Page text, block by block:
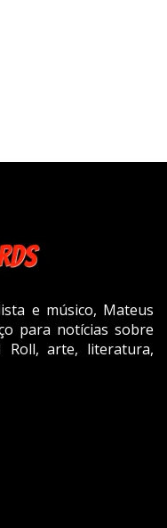
e músico, Mateus
para notícias sobre
Roll, arte, literatura,